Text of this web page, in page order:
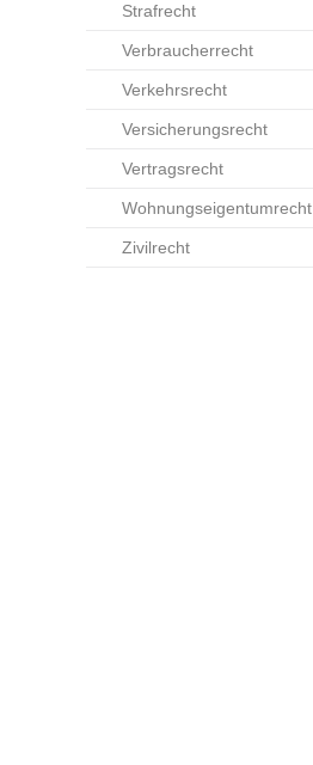
Strafrecht
Verbraucherrecht
Verkehrsrecht
Versicherungsrecht
Vertragsrecht
Wohnungseigentumrecht
Zivilrecht